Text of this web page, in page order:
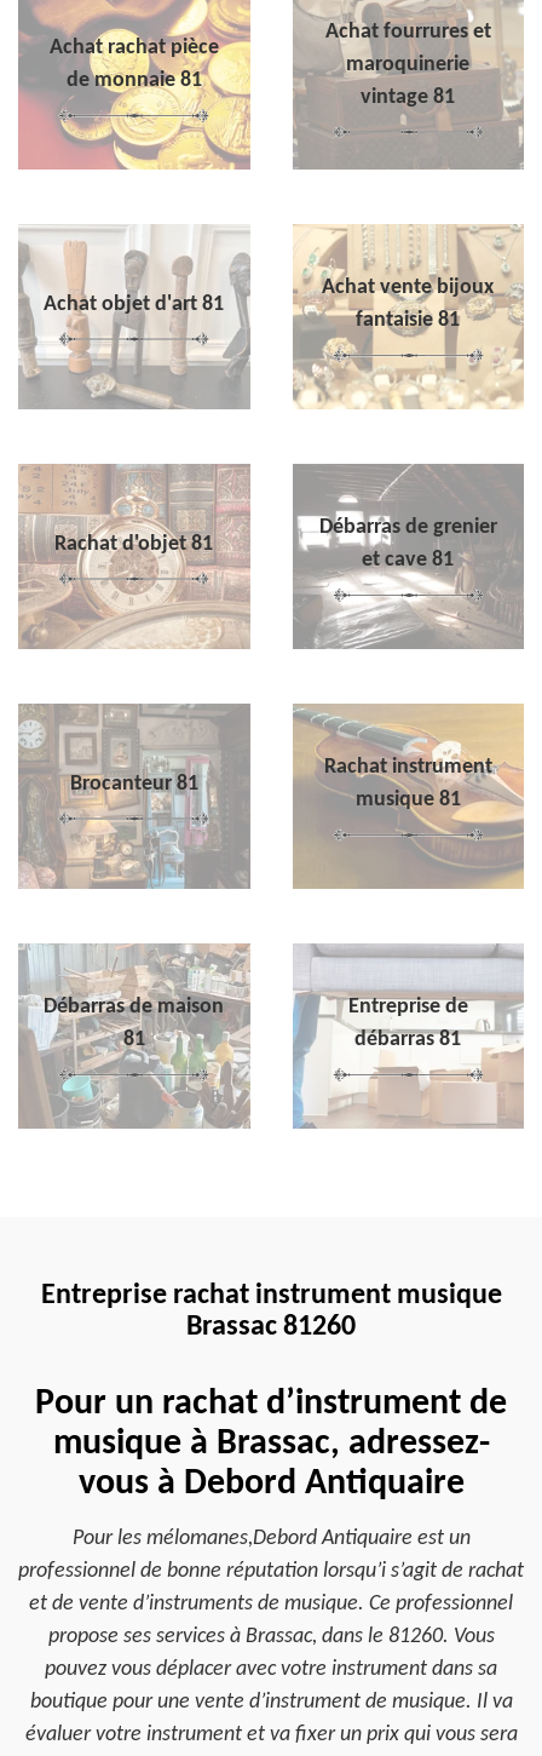
Achat rachat pièce
de monnaie 81
Achat fourrures et
maroquinerie
vintage 81
Achat objet d'art 81
Achat vente bijoux
fantaisie 81
Rachat d'objet 81
Débarras de grenier
et cave 81
Brocanteur 81
Rachat instrument
musique 81
Débarras de maison
81
Entreprise de
débarras 81
Entreprise rachat instrument musique
Brassac 81260
Pour un rachat d’instrument de
musique à Brassac, adressez-
vous à Debord Antiquaire
Pour les mélomanes,Debord Antiquaire est un
professionnel de bonne réputation lorsqu’i s’agit de rachat
et de vente d’instruments de musique. Ce professionnel
propose ses services à Brassac, dans le 81260. Vous
pouvez vous déplacer avec votre instrument dans sa
boutique pour une vente d’instrument de musique. Il va
évaluer votre instrument et va fixer un prix qui vous sera